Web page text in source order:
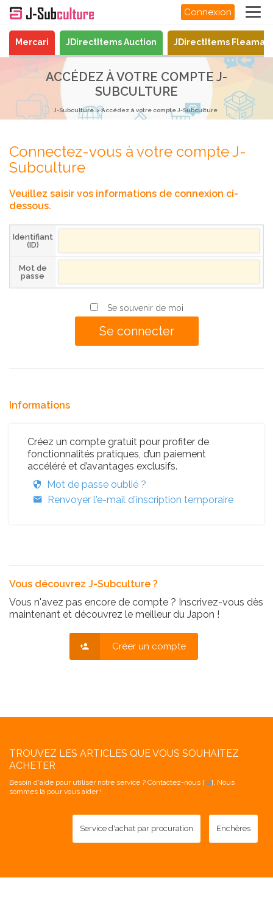
Connexion
Mercari JDirectItems Auction JDirectItems
ACCÉDEZ À VOTRE COMPTE J-
SUBCULTURE
J-Subculture Accédez à votre compte J-Subculture
Connectez-vous à votre compte J-
Subculture
Veuillez saisir vos informations de connexion ci-
dessous.
Identifiant
(ID)
Mot de
passe
Se souvenir de moi
Informations
Créez un compte gratuit pour profiter de
fonctionnalités pratiques, d’un paiement
accéléré et d’avantages exclusifs.
Mot de passe oublié ?
Renvoyer l'e-mail d'inscription temporaire
Vous découvrez J-Subculture ?
Vous n'avez pas encore de compte ? Inscrivez-vous dès
maintenant et découvrez le meilleur du Japon !
Créer un compte
TROUVEZ LES ARTICLES QUE VOUS SOUHAITEZ
ACHETER
Besoin d'aide pour utiliser notre service ? Contactez-nous [ici]. Nous
sommes là pour vous aider !
Service d'achat par procuration Enchères